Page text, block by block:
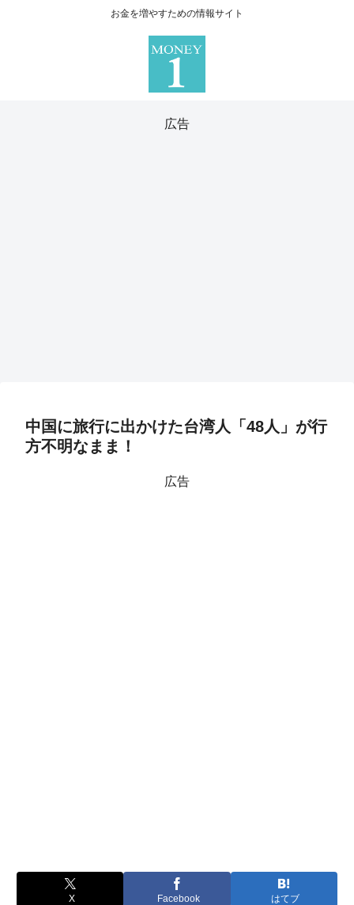
お金を増やすための情報サイト
広告
中国に旅行に出かけた台湾人「48人」が行
方不明なまま！
広告
X Facebook はてブ